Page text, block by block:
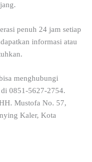
penuh 24 jam setiap
informasi atau
menghubungi
0851-5627-2754.
Mustofa No. 57,
Kaler, Kota